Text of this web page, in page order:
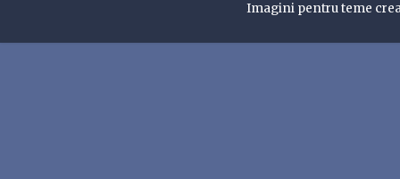
Imagini pentru teme